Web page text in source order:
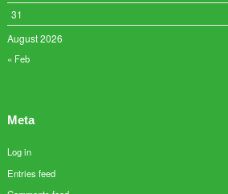
August 2026
31
« Feb
Meta
Log in
Entries feed